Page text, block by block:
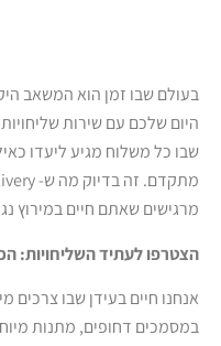
היום שלכם עם שירות
שבו כל משלוח מגיע ליעדו
מרגישים שאתם חיים במירוץ
הצטרפו לעתיד השליחויות:
אנחנו חיים בעידן שבו צרכים
במסמכים דחופים, מתנות